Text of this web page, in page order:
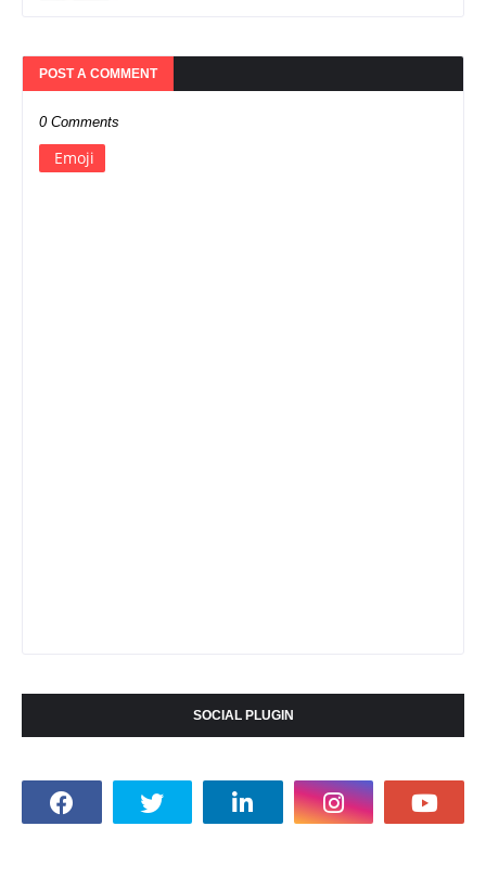
POST A COMMENT
0 Comments
Emoji
SOCIAL PLUGIN